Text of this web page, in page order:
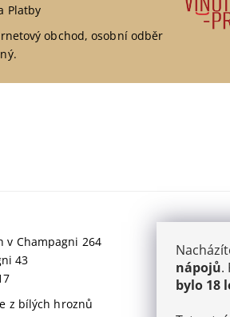
Platby
obchod, osobní odběr
v Champagni 264
43
z bílých hroznů
nápojů.
bylo 18